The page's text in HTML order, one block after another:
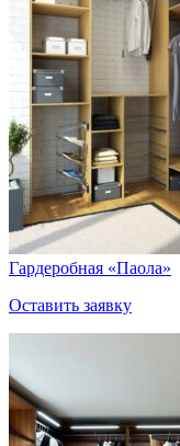
Гардеробная «Паола»
Оставить заявку